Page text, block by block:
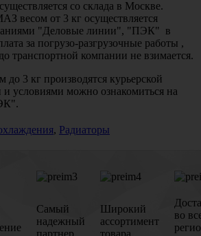
со склада в Москве.
весом от 3 кг осуществляется
"Деловые линии", "ПЭК" в
за погрузо-разгрузочные работы ,
транспортной компании не взимается.
до 3 кг производятся курьерской
условиями можно ознакомиться на
, Радиаторы
Самый
надежный
партнер
Широкий
ассортимент
товара
во